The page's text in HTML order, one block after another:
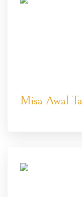
Misa Awal